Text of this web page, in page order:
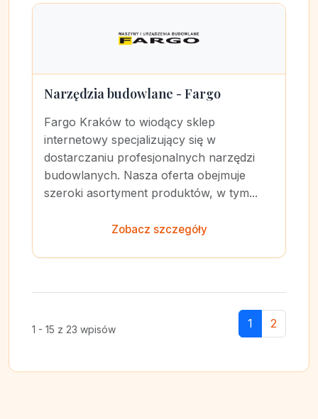
Narzędzia budowlane - Fargo
Fargo Kraków to wiodący sklep
internetowy specjalizujący się w
dostarczaniu profesjonalnych narzędzi
budowlanych. Nasza oferta obejmuje
szeroki asortyment produktów, w tym...
Zobacz szczegóły
1 - 15 z 23 wpisów 1 2